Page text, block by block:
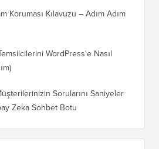
Koruması Kılavuzu – Adım Adım
WordPress'e Nasıl
Sorularını Saniyeler
Zeka Sohbet Botu